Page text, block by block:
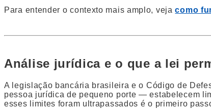
Para entender o contexto mais amplo, vejacomo
Análise jurídica e o que a lei
A legislação bancária brasileira e o Código de
pessoa jurídica de pequeno porte — estabelecem
esses limites foram ultrapassados é o primeiro